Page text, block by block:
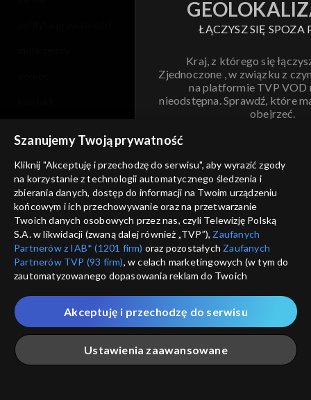
ŁĄCZYSZ SIĘ SPOZA
Kraj, z którego się
Zjednoczone , w związku z
na platformie TVP VOD
nieodstępna. Sprawdź, które
obejrzeć.
ANULUJ
informacje o dostawcy usług
Szanujemy Twoją prywatność
Kliknij "Akceptuję i przechodzę do serwisu", aby wyrazić zgody
na korzystanie z technologii automatycznego śledzenia i
zbierania danych, dostęp do informacji na Twoim urządzeniu
końcowym i ich przechowywanie oraz na przetwarzanie
Twoich danych osobowych przez nas, czyli Telewizję Polską
S.A. w likwidacji (zwaną dalej również „TVP”), Zaufanych
Partnerów z IAB* (1201 firm) oraz pozostałych Zaufanych
Partnerów TVP (93 firm), w celach marketingowych (w tym do
zautomatyzowanego dopasowania reklam do Twoich
które wskazujemy poniżej, a także zgody na udostępnianie
przez nas identyfikatora PPID do Google.
Twoje dane osobowe zbierane podczas odwiedzania przez
Ciebie naszych
poszczególnych serwisówzwanych dalej
„Portalem”, w tym informacje zapisywane za pomocą
Ustawienia zaawansowane
Akceptuję i przechodzę do serwisu